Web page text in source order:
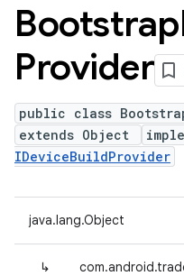
Bootstrap
Provider
public class
extends Object
IDeviceBuildProvider
java.lang.Object
↳